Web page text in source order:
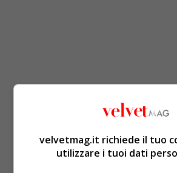
velvetmag.it richiede il tuo
utilizzare i tuoi dati